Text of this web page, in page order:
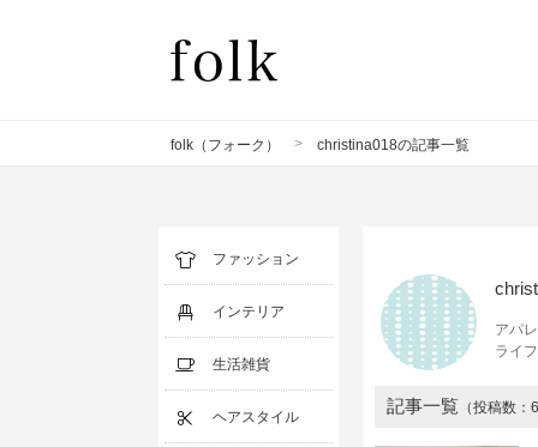
folk（フォーク） > christina018の記事一覧
ファッション
インテリア
生活雑貨
ヘアスタイル
アパ
ライ
記事一覧 （投稿数：